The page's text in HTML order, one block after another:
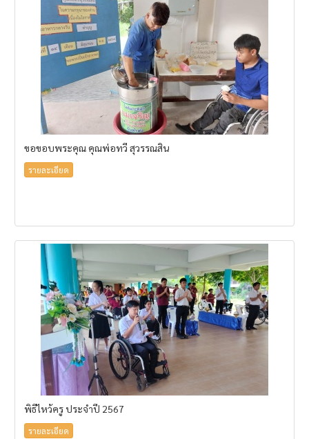
ขอขอบพระคุณ คุณพ่อทวี สุวรรณสิน
รายละเอียด
พิธีไหว้ครู ประจำปี 2567
รายละเอียด